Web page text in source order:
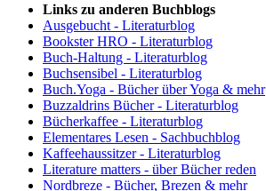
Links zu anderen Buchblogs
Ausgebucht - Literaturblog
Bookster HRO - Literaturblog
Buch-Haltung - Literaturblog
Buchsensibel - Literaturblog
Buch.Yoga - Bücher über Yoga & mehr
Buzzaldrins Bücher - Literaturblog
Bücherkaffee - Literaturblog
Elementares Lesen - Sachbuchblog
Kaffeehaussitzer - Literaturblog
Literature matters - über Bücher reden
Nordbreze - Bücher, Brezen & mehr